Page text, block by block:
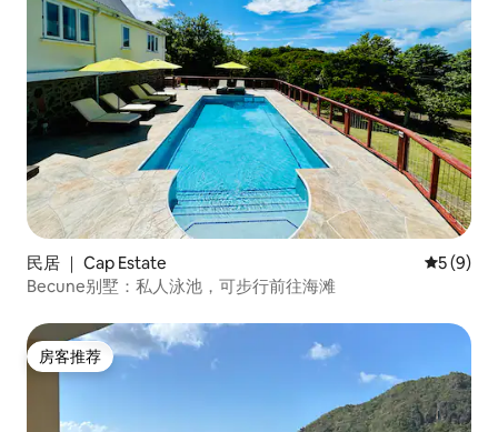
民居 ｜ Cap Estate 平均评分
5 (9)
Becune别墅：私人泳池，可步行前往海滩
房客推荐
房客推荐